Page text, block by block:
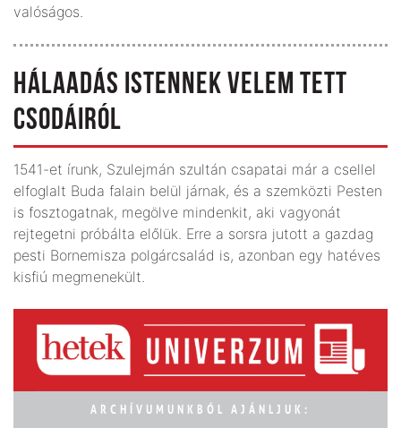
valóságos.
HÁLAADÁS ISTENNEK VELEM TETT
CSODÁIRÓL
1541-et írunk, Szulejmán szultán csapatai már a csellel
elfoglalt Buda falain belül járnak, és a szemközti Pesten
is fosztogatnak, megölve mindenkit, aki vagyonát
rejtegetni próbálta előlük. Erre a sorsra jutott a gazdag
pesti Bornemisza polgárcsalád is, azonban egy hatéves
kisfiú megmenekült.
ARCHÍVUMUNKBÓL AJÁNLJUK: